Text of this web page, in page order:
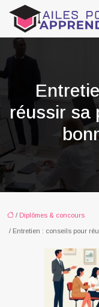
réussir sa
/ Diplômes & concours
/ Entretien : conseils pour